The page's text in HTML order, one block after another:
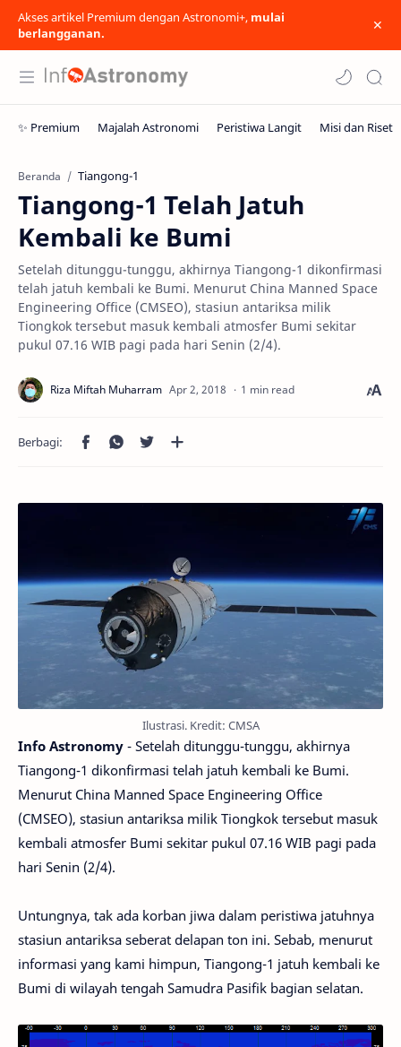
Akses artikel Premium dengan Astronomi+, mulai
berlangganan.
Beranda Tiangong-1
Tiangong-1 Telah Jatuh
Kembali ke Bumi
Setelah ditunggu-tunggu, akhirnya Tiangong-1 dikonfirmasi
telah jatuh kembali ke Bumi. Menurut China Manned Space
Engineering Office (CMSEO), stasiun antariksa milik
Tiongkok tersebut masuk kembali atmosfer Bumi sekitar
pukul 07.16 WIB pagi pada hari Senin (2/4).
1 min read
Ilustrasi. Kredit: CMSA
Info Astronomy - Setelah ditunggu-tunggu, akhirnya
Tiangong-1 dikonfirmasi telah jatuh kembali ke Bumi.
Menurut China Manned Space Engineering Office
(CMSEO), stasiun antariksa milik Tiongkok tersebut masuk
kembali atmosfer Bumi sekitar pukul 07.16 WIB pagi pada
hari Senin (2/4).
Untungnya, tak ada korban jiwa dalam peristiwa jatuhnya
stasiun antariksa seberat delapan ton ini. Sebab, menurut
informasi yang kami himpun, Tiangong-1 jatuh kembali ke
Bumi di wilayah tengah Samudra Pasifik bagian selatan.